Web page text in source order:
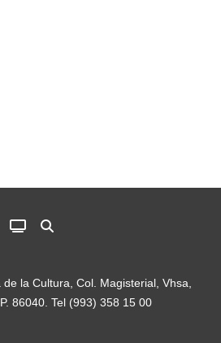
la Cultura, Col. Magisterial, Vhsa,
86040. Tel (993) 358 15 00